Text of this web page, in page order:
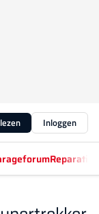
Inloggen